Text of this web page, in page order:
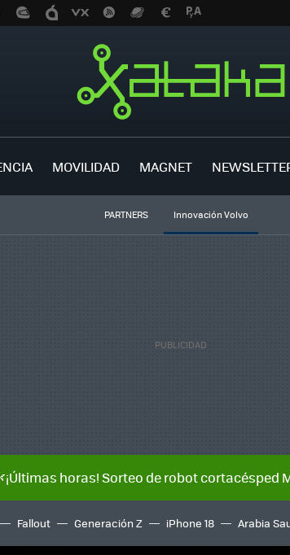
MOVILIDAD MAGNET
PARTNERS Innovación Volvo
horas! Sorteo de robot cortacésped
Fallout Generación Z iPhone 18 Arabia